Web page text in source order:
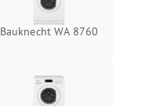
Bauknecht WA 8760